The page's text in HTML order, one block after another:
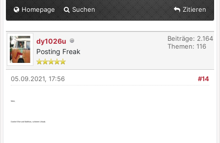
Homepage Suchen Zitieren
dy1026u
Posting Freak
Beiträge: 2.164
Themen: 116
#14
05.09.2021, 17:56
Moin,
Danke Elke und Matthias, schönen Urlaub.